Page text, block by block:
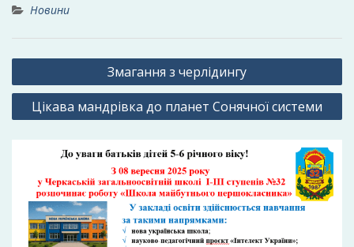
Новини
Навігація
записів
Змагання з черлідингу
Цікава мандрівка до планет Сонячної системи